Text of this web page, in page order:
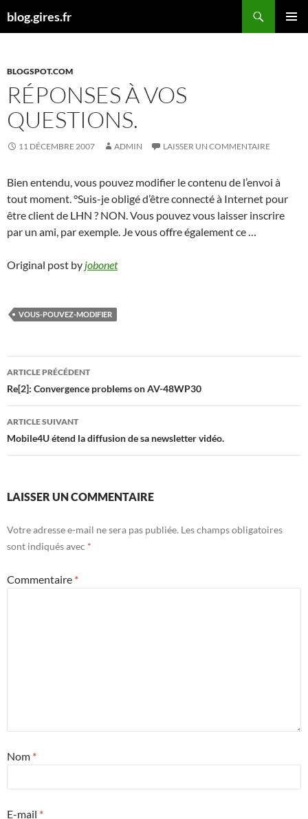
aublog.gires.fr
BLOGSPOT.COM
RÉPONSES À VOS
QUESTIONS.
11 DÉCEMBRE 2007 ADMIN LAISSER UN COMMENTAIRE
Bien entendu, vous pouvez modifier le contenu de l’envoi à
tout moment. °Suis-je obligé d’être connecté à Internet pour
être client de LHN ? NON. Vous pouvez vous laisser inscrire
par un ami, par exemple. Je vous offre également ce …
Original post by jobonet
VOUS-POUVEZ-MODIFIER
Navigation
des
articles
ARTICLE PRÉCÉDENT
Re[2]: Convergence problems on AV-48WP30
ARTICLE SUIVANT
Mobile4U étend la diffusion de sa newsletter vidéo.
LAISSER UN COMMENTAIRE
Votre adresse e-mail ne sera pas publiée. Les champs obligatoires
sont indiqués avec *
Commentaire *
Nom *
E-mail *